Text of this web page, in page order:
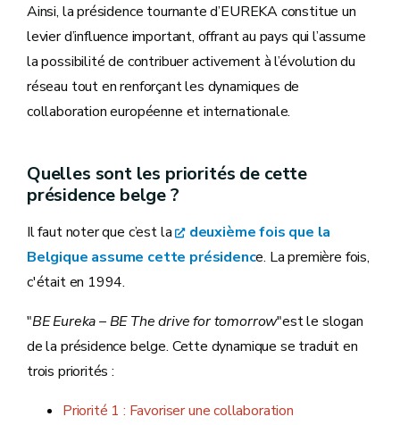
Ainsi, la présidence tournante d’EUREKA constitue un
levier d’influence important, offrant au pays qui l’assume
la possibilité de contribuer activement à l’évolution du
réseau tout en renforçant les dynamiques de
collaboration européenne et internationale.
Quelles sont les priorités de cette
présidence belge ?
Il faut noter que c’est la
deuxième fois que la
Belgique assume cette présidence. La première fois,
c'était en 1994.
"BE Eureka – BE The drive for tomorrow"est le slogan
de la présidence belge. Cette dynamique se traduit en
trois priorités :
Priorité 1 : Favoriser une collaboration